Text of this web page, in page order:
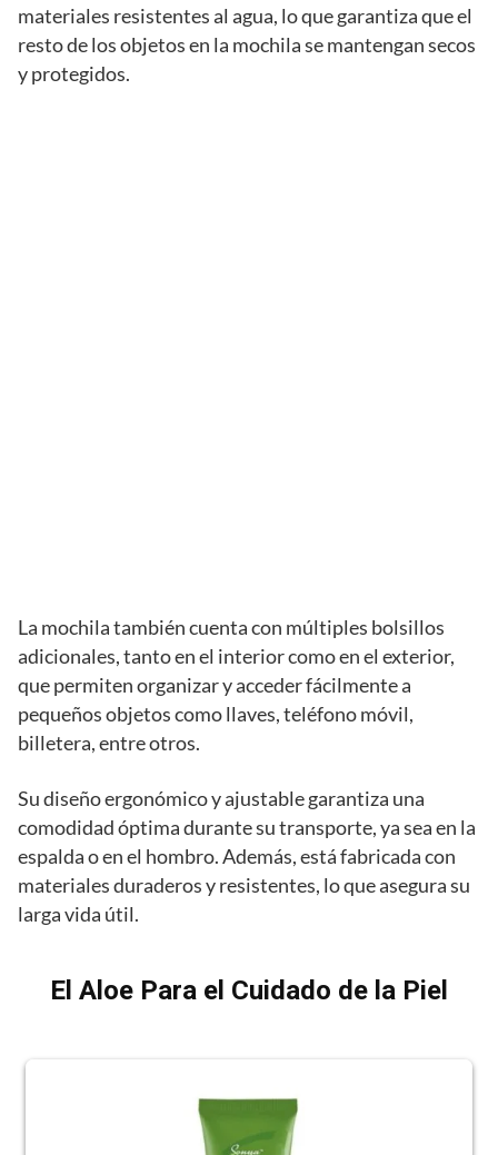
materiales resistentes al agua, lo que garantiza que el
resto de los objetos en la mochila se mantengan secos
y protegidos.
La mochila también cuenta con múltiples bolsillos
adicionales, tanto en el interior como en el exterior,
que permiten organizar y acceder fácilmente a
pequeños objetos como llaves, teléfono móvil,
billetera, entre otros.
Su diseño ergonómico y ajustable garantiza una
comodidad óptima durante su transporte, ya sea en la
espalda o en el hombro. Además, está fabricada con
materiales duraderos y resistentes, lo que asegura su
larga vida útil.
El Aloe Para el Cuidado de la Piel